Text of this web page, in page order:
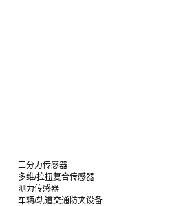
三分力传感器
多维/拉扭复合传感器
测力传感器
车辆/轨道交通防夹设备